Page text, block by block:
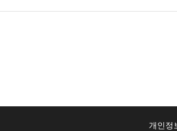
개인정